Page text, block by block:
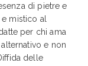
di pietre e
mistico al
per chi ama
e non
delle